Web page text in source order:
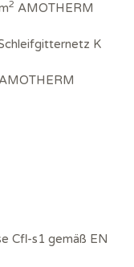
2 AMOTHERM
K
Cfl-s1 gemäß EN